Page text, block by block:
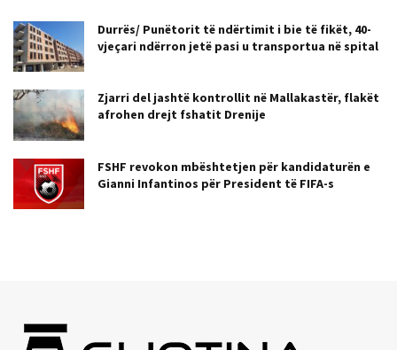
Durrës/ Punëtorit të ndërtimit i bie të fikët, 40-
vjeçari ndërron jetë pasi u transportua në spital
Zjarri del jashtë kontrollit në Mallakastër, flakët
afrohen drejt fshatit Drenije
FSHF revokon mbështetjen për kandidaturën e
Gianni Infantinos për President të FIFA-s